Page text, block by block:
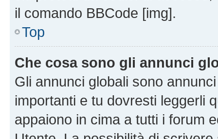
il comando BBCode [img].
Top
Che cosa sono gli annunci
Gli annunci globali sono
importanti e tu dovresti leggerli
appaiono in cima a tutti i forum